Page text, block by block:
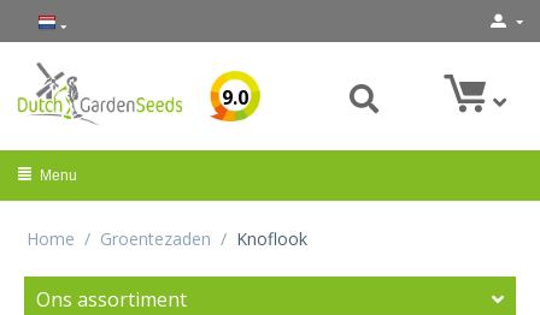
9.0
Menu
Home / Groentezaden / Knoflook
Ons assortiment